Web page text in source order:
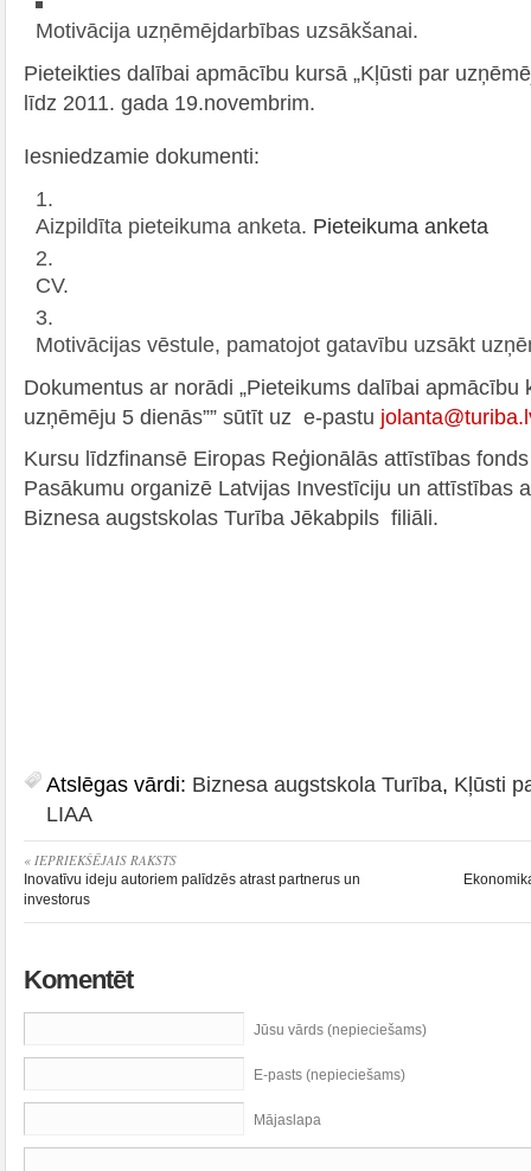
Motivācija uzņēmējdarbības uzsākšanai.
Pieteikties dalībai apmācību kursā „Kļūsti par
līdz 2011. gada 19.novembrim.
Iesniedzamie dokumenti:
Aizpildīta pieteikuma anketa. Pieteikuma anketa
CV.
Motivācijas vēstule, pamatojot gatavību uzsākt
Dokumentus ar norādi „Pieteikums dalībai apmācību
uzņēmēju 5 dienās”” sūtīt uz e-pastu
Kursu līdzfinansē Eiropas Reģionālās attīstības
Pasākumu organizē Latvijas Investīciju un attīstības
Biznesa augstskolas Turība Jēkabpils filiāli.
Atslēgas vārdi: Biznesa augstskola Turība, Kļūsti
LIAA
« IEPRIEKŠĒJAIS RAKSTS
Inovatīvu ideju autoriem palīdzēs atrast partnerus un
investorus
Komentēt
Jūsu vārds (nepieciešams)
E-pasts (nepieciešams)
Mājaslapa